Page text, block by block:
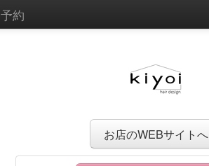
予約
お店のWEBサイトへ